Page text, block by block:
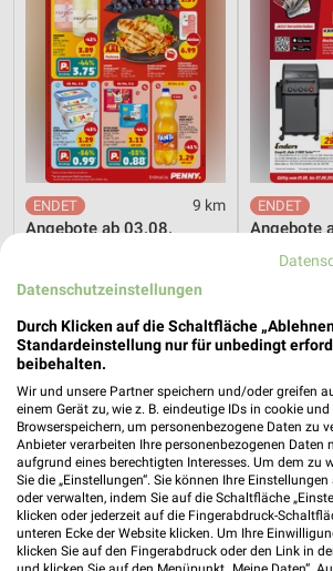
9 km
Angebote ab 03.08. Angebote
Noch
XXXLutz
Datenschutzeinstellungen
Durch Klicken auf die Schaltfläche
Standardeinstellung nur für unbedingt
beibehalten.
Wir und unsere Partner speichern und/oder greifen
einem Gerät zu, wie z. B. eindeutige IDs in cookie und
Browserspeichern, um personenbezogene Daten zu
Anbieter verarbeiten Ihre personenbezogenen Daten
aufgrund eines berechtigten Interesses. Um dem zu
Sie die „Einstellungen“. Sie können Ihre
oder verwalten, indem Sie auf die Schaltfläche
klicken oder jederzeit auf die Fingerabdruck-
unteren Ecke der Website klicken. Um Ihre
klicken Sie auf den Fingerabdruck oder den Link in